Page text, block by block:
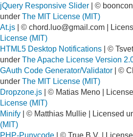
jQuery Responsive Slider | ©
under The MIT License (MIT)
At.js | © chord.luo@gmail.com |
License (MIT)
HTML5 Desktop Notifications | ©
under The Apache License Version
GAuth Code Generator/Validator | ©
under The MIT License (MIT)
Dropzone.js | © Matias Meno |
License (MIT)
Minify | © Matthias Mullie | Licensed
(MIT)